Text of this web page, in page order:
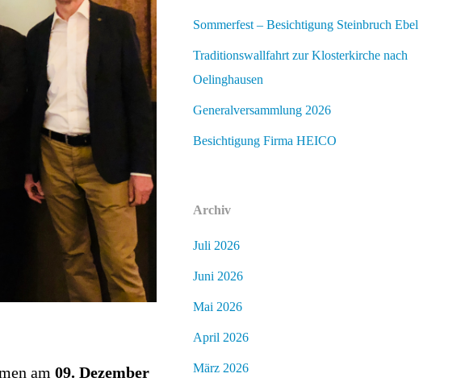
am 09. Dezember
Sommerfest – Besichtigung Steinbruch Ebel
Traditionswallfahrt zur Klosterkirche nach
Oelinghausen
Generalversammlung 2026
Besichtigung Firma HEICO
Archiv
Juli 2026
Juni 2026
Mai 2026
April 2026
März 2026